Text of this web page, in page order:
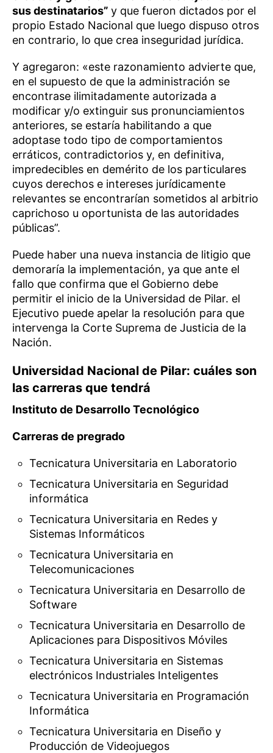
sus destinatarios” y que fueron dictados por el
propio Estado Nacional que luego dispuso otros
en contrario, lo que crea inseguridad jurídica.
Y agregaron: «este razonamiento advierte que,
en el supuesto de que la administración se
encontrase ilimitadamente autorizada a
modificar y/o extinguir sus pronunciamientos
anteriores, se estaría habilitando a que
adoptase todo tipo de comportamientos
erráticos, contradictorios y, en definitiva,
impredecibles en demérito de los particulares
cuyos derechos e intereses jurídicamente
relevantes se encontrarían sometidos al arbitrio
caprichoso u oportunista de las autoridades
públicas”.
Puede haber una nueva instancia de litigio que
demoraría la implementación, ya que ante el
fallo que confirma que el Gobierno debe
permitir el inicio de la Universidad de Pilar. el
Ejecutivo puede apelar la resolución para que
intervenga la Corte Suprema de Justicia de la
Nación.
Universidad Nacional de Pilar: cuáles son
las carreras que tendrá
Instituto de Desarrollo Tecnológico
Carreras de pregrado
Tecnicatura Universitaria en Laboratorio
Tecnicatura Universitaria en Seguridad
informática
Tecnicatura Universitaria en Redes y
Sistemas Informáticos
Tecnicatura Universitaria en
Telecomunicaciones
Tecnicatura Universitaria en Desarrollo de
Software
Tecnicatura Universitaria en Desarrollo de
Aplicaciones para Dispositivos Móviles
Tecnicatura Universitaria en Sistemas
electrónicos Industriales Inteligentes
Tecnicatura Universitaria en Programación
Informática
Tecnicatura Universitaria en Diseño y
Producción de Videojuegos